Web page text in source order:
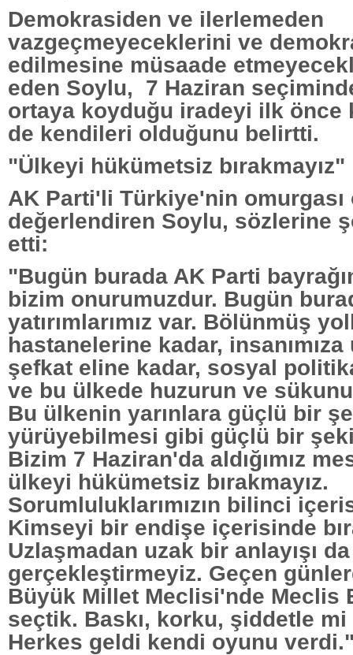
Demokrasiden ve ilerlemeden
vazgeçmeyeceklerini ve
edilmesine müsaade
eden Soylu, 7 Haziran
ortaya koyduğu iradeyi ilk önce
de kendileri olduğunu belirtti.
"Ülkeyi hükümetsiz bırakmayız"
AK Parti'li Türkiye'nin omurgası
değerlendiren Soylu, sözlerine
etti:
"Bugün burada AK Parti
bizim onurumuzdur. Bugün
yatırımlarımız var. Bölünmüş
hastanelerine kadar, insanımıza
şefkat eline kadar, sosyal
ve bu ülkede huzurun ve
Bu ülkenin yarınlara güçlü bir
yürüyebilmesi gibi güçlü bir
Bizim 7 Haziran'da aldığımız
ülkeyi hükümetsiz bırakmayız.
Sorumluluklarımızın bilinci
Kimseyi bir endişe içerisinde
Uzlaşmadan uzak bir anlayışı da
gerçekleştirmeyiz. Geçen
Büyük Millet Meclisi'nde Meclis
seçtik. Baskı, korku, şiddetle mi
Herkes geldi kendi oyunu